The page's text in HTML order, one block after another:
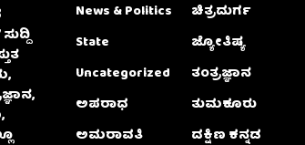
News & Politics
State
Uncategorized
ಅಪರಾಧ
ಅಮರಾವತಿ
ಚಿತ್ರದುರ್ಗ
ಜ್ಯೋತಿಷ್ಯ
ತಂತ್ರಜ್ಞಾನ
ತುಮಕೂರು
ದಕ್ಷಿಣ ಕನ್ನಡ